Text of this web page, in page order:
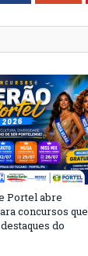
Portel abre
concursos que
do